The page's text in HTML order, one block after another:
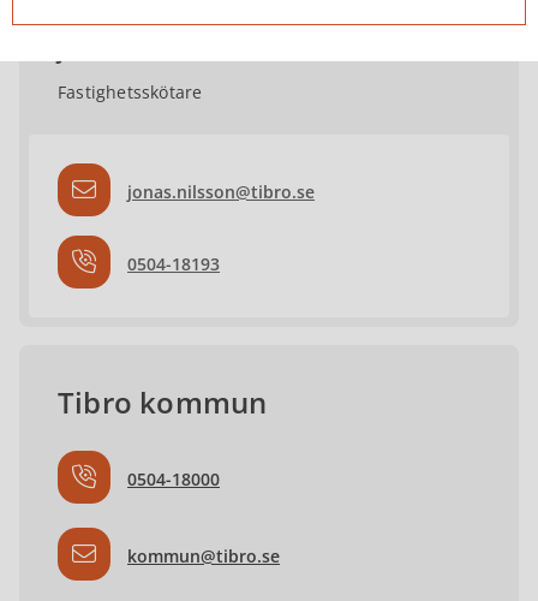
Fastighetsskötare
jonas.nilsson@tibro.se
0504-18193
Tibro kommun
0504-18000
kommun@tibro.se